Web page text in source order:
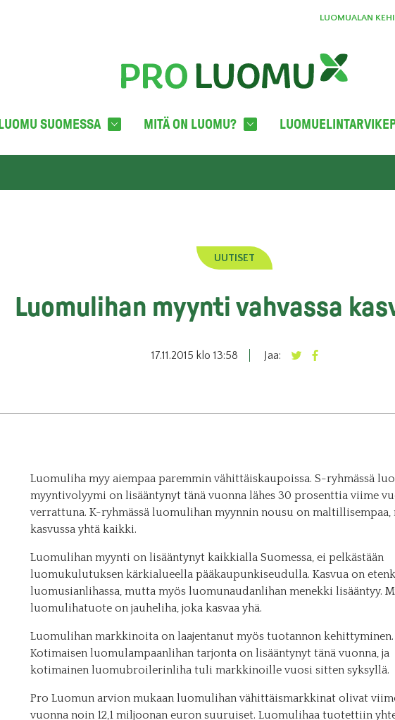
LUOMUALAN
LUOMU SUOMESSA MITÄ ON LUOMU?
UUTISET
Luomulihan myynti vahvassa
17.11.2015 klo 13:58 Jaa:
Luomuliha myy aiempaa paremmin vähittäiskaupoissa. S-ryhmässä
myyntivolyymi on lisääntynyt tänä vuonna lähes 30 prosenttia viime
verrattuna. K-ryhmässä luomulihan myynnin nousu on maltillisempaa,
kasvussa yhtä kaikki.
Luomulihan myynti on lisääntynyt kaikkialla Suomessa, ei pelkästään
luomukulutuksen kärkialueella pääkaupunkiseudulla. Kasvua on
luomusianlihassa, mutta myös luomunaudanlihan menekki lisääntyy.
luomulihatuote on jauheliha, joka kasvaa yhä.
Luomulihan markkinoita on laajentanut myös tuotannon kehittyminen.
Kotimaisen luomulampaanlihan tarjonta on lisääntynyt tänä vuonna, ja
kotimainen luomubroilerinliha tuli markkinoille vuosi sitten syksyllä.
Pro Luomun arvion mukaan luomulihan vähittäismarkkinat olivat
vuonna noin 12,1 miljoonan euron suuruiset. Luomulihaa tuotettiin